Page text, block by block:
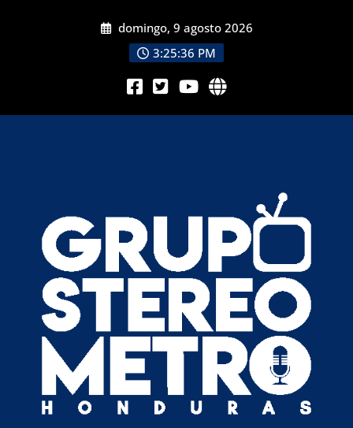
domingo, 9 agosto 2026
3:25:38 PM